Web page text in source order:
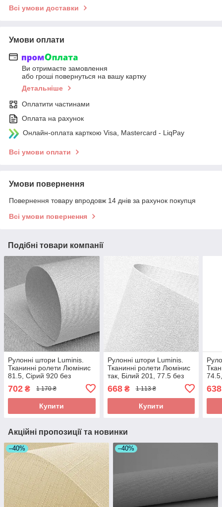
Всі умови доставки
Умови оплати
Ви отримаєте замовлення
або гроші повернуться на вашу картку
Детальніше
Оплатити частинами
Оплата на рахунок
Онлайн-оплата карткою Visa, Mastercard - LiqPay
Всі умови оплати
Умови повернення
Повернення товару впродовж 14 днів за рахунок покупця
Всі умови повернення
Подібні товари компанії
Рулонні штори Luminis.
Тканинні ролети Люмінис
81.5, Сірий 920 без
702 ₴ 1 170 ₴
Купити
Рулонні штори Luminis.
Тканинні ролети Люмінис
так, Білий 201, 77.5 без
668₴ 1 113 ₴
Купити
638
Акційні пропозиції та новинки
–40% –40%